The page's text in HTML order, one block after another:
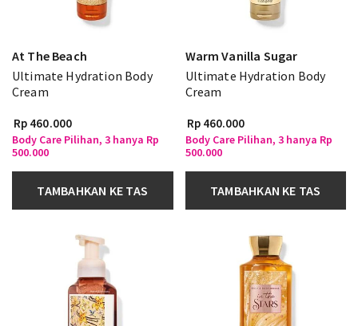
At The Beach
Ultimate Hydration Body
Cream
Rp 460.000
Body Care Pilihan, 3 hanya Rp
500.000
TAMBAHKAN KE TAS
Warm Vanilla Sugar
Ultimate Hydration Body
Cream
Rp 460.000
Body Care Pilihan, 3 hanya Rp
500.000
TAMBAHKAN KE TAS